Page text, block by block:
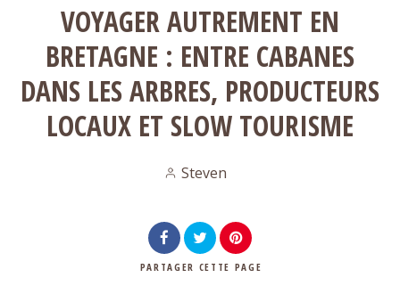
VOYAGER AUTREMENT EN
BRETAGNE : ENTRE CABANES
DANS LES ARBRES, PRODUCTEURS
LOCAUX ET SLOW TOURISME
Steven
PARTAGER CETTE PAGE